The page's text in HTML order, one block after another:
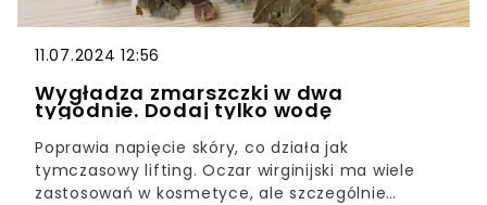
11.07.2024 12:56
Wygładza zmarszczki w dwa
tygodnie. Dodaj tylko wodę
Poprawia napięcie skóry, co działa jak
tymczasowy lifting. Oczar wirginijski ma wiele
zastosowań w kosmetyce, ale szczególnie